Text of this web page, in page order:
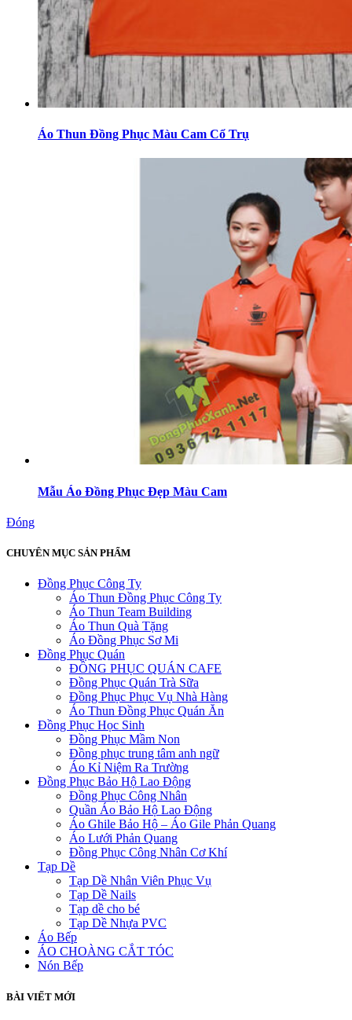
Áo Thun Đồng Phục Màu Cam Cổ Trụ
Mẫu Áo Đồng Phục Đẹp Màu Cam
Đóng
CHUYÊN MỤC SẢN PHẨM
Đồng Phục Công Ty
Áo Thun Đồng Phục Công Ty
Áo Thun Team Building
Áo Thun Quà Tặng
Áo Đồng Phục Sơ Mi
Đồng Phục Quán
ĐỒNG PHỤC QUÁN CAFE
Đồng Phục Quán Trà Sữa
Đồng Phục Phục Vụ Nhà Hàng
Áo Thun Đồng Phục Quán Ăn
Đồng Phục Học Sinh
Đồng Phục Mầm Non
Đồng phục trung tâm anh ngữ
Áo Kỉ Niệm Ra Trường
Đồng Phục Bảo Hộ Lao Động
Đồng Phục Công Nhân
Quần Áo Bảo Hộ Lao Động
Áo Ghile Bảo Hộ – Áo Gile Phản Quang
Áo Lưới Phản Quang
Đồng Phục Công Nhân Cơ Khí
Tạp Dề
Tạp Dề Nhân Viên Phục Vụ
Tạp Dề Nails
Tạp dề cho bé
Tạp Dề Nhựa PVC
Áo Bếp
ÁO CHOÀNG CẮT TÓC
Nón Bếp
BÀI VIẾT MỚI